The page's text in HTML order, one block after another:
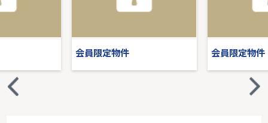
会員限定物件 会員限定物件